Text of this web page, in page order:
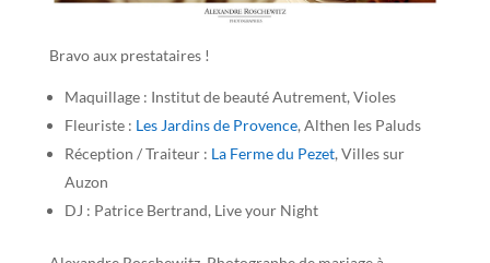
Bravo aux prestataires !
Maquillage : Institut de beauté Autrement, Violes
Fleuriste : Les Jardins de Provence, Althen les Paluds
Réception / Traiteur : La Ferme du Pezet, Villes sur
Auzon
DJ : Patrice Bertrand, Live your Night